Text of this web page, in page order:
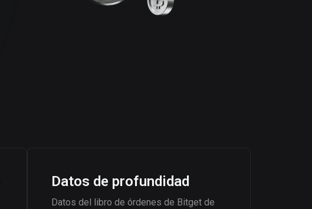
Datos de profundidad
Datos del libro de órdenes de Bitget de